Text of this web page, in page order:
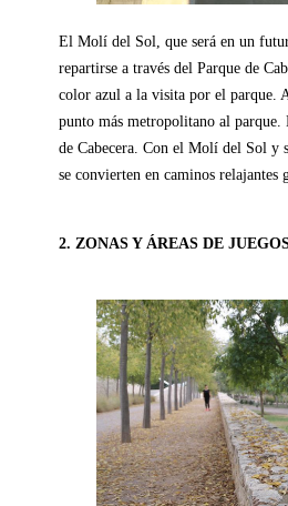
El Molí del Sol, que será en un
repartirse a través del Parque de
color azul a la visita por el parque.
punto más metropolitano al parque.
de Cabecera. Con el Molí del Sol y
se convierten en caminos relajantes
2. ZONAS Y ÁREAS DE